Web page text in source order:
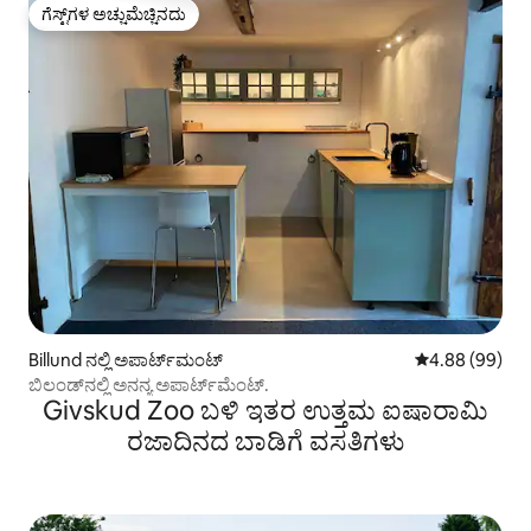
ಗೆಸ್ಟ್‌ಗಳ ಅಚ್ಚುಮೆಚ್ಚಿನದು
ಗೆಸ್ಟ್‌ಗಳ ಅಚ್ಚುಮೆಚ್ಚಿನದು
Billund ನಲ್ಲಿ ಅಪಾರ್ಟ್‌ಮಂಟ್ 5 ರಲ್ಲಿ 4.88
4.88 (99)
ಬಿಲಂಡ್‌ನಲ್ಲಿ ಅನನ್ಯ ಅಪಾರ್ಟ್‌ಮೆಂಟ್.
Givskud Zoo ಬಳಿ ಇತರ ಉತ್ತಮ ಐಷಾರಾಮಿ
ರಜಾದಿನದ ಬಾಡಿಗೆ ವಸತಿಗಳು